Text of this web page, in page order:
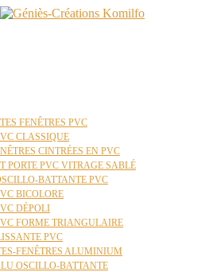
FENÊTRES PVC
CLASSIQUE
CINTRÉES EN PVC
PORTE PVC VITRAGE SABLÉ
BATTANTE PVC
BICOLORE
DÉPOLI
FORME TRIANGULAIRE
PVC
FENÊTRES ALUMINIUM
OSCILLO-BATTANTE